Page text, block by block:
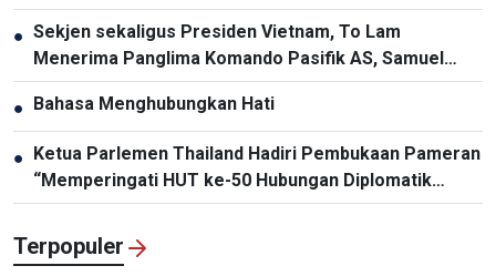
Harus Diperbarui
● Sekjen sekaligus Presiden Vietnam, To Lam
Menerima Panglima Komando Pasifik AS, Samuel
Paparo
● Bahasa Menghubungkan Hati
● Ketua Parlemen Thailand Hadiri Pembukaan Pameran
“Memperingati HUT ke-50 Hubungan Diplomatik
Vietnam-Thailand”
Terpopuler